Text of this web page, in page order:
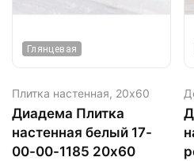
Глянцевая
Плитка настенная, 20х60
Диадема Плитка
настенная белый 17-
00-00-1185 20х60